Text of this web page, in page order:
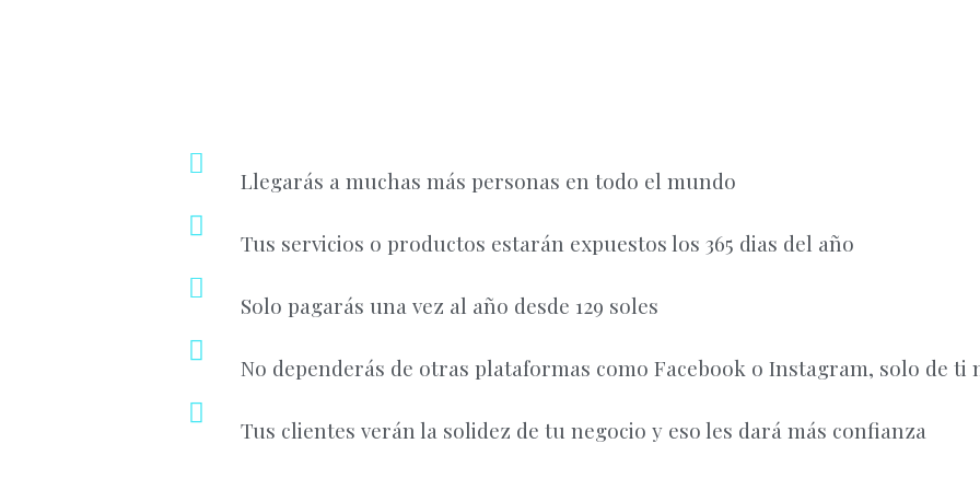
Llegarás a muchas más personas en todo el mundo
Tus servicios o productos estarán expuestos los 365 dias del año
Solo pagarás una vez al año desde 129 soles
No dependerás de otras plataformas como Facebook o Instagram, solo de ti
Tus clientes verán la solidez de tu negocio y eso les dará más confianza